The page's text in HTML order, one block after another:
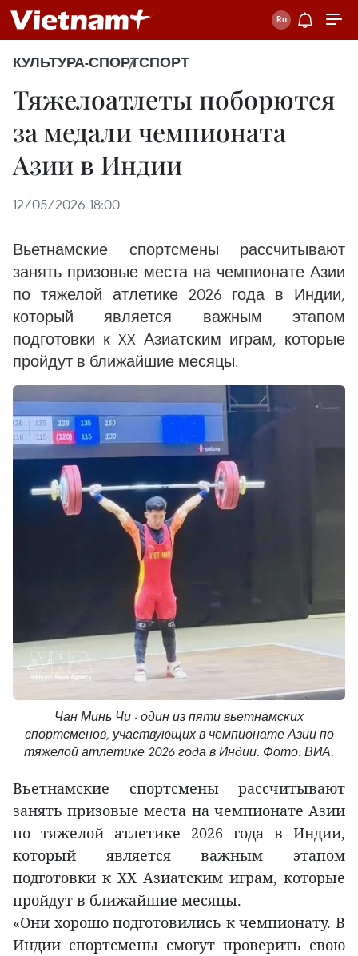
КУЛЬТУРА-СПОРТСПОРТ
Тяжелоатлеты поборются
за медали чемпионата
Азии в Индии
12/05/2026 18:00
Вьетнамские спортсмены рассчитывают
занять призовые места на чемпионате Азии
по тяжелой атлетике 2026 года в Индии,
который является важным этапом
подготовки к XX Азиатским играм, которые
пройдут в ближайшие месяцы.
Чан Минь Чи - один из пяти вьетнамских
спортсменов, участвующих в чемпионате Азии по
тяжелой атлетике 2026 года в Индии. Фото: ВИА.
Вьетнамские спортсмены рассчитывают
занять призовые места на чемпионате Азии
по тяжелой атлетике 2026 года в Индии,
который является важным этапом
подготовки к XX Азиатским играм, которые
пройдут в ближайшие месяцы.
«Они хорошо подготовились к чемпионату. В
Индии спортсмены смогут проверить свою